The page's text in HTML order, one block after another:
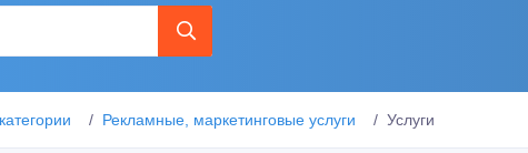
Рекламные, маркетинговые услуги Услуги